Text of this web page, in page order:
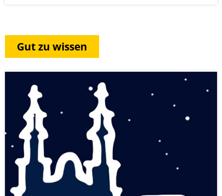
Gut zu wissen